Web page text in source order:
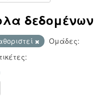
δεδομένων
Ομάδες: